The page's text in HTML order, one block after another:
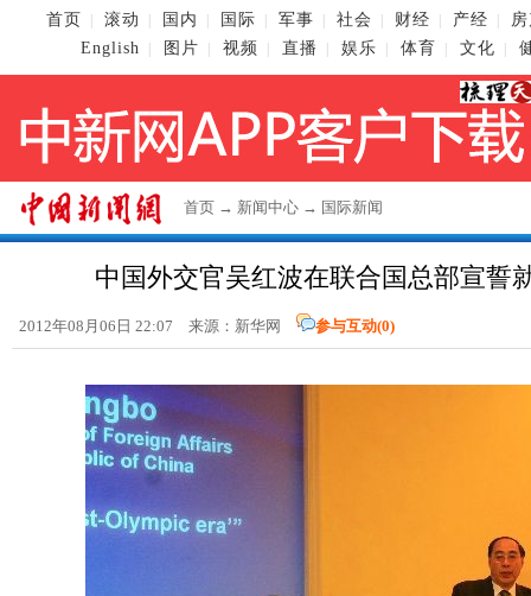
首页 滚动 国内 国际 军事 社会 财经 产经
English
图片 视频 直播 娱乐 体育 文化
首页 → 新闻中心 → 国际新闻
中国外交官吴红波在联合国总部宣誓
2012年08月06日 22:07 来源：新华网 参与互动(0)